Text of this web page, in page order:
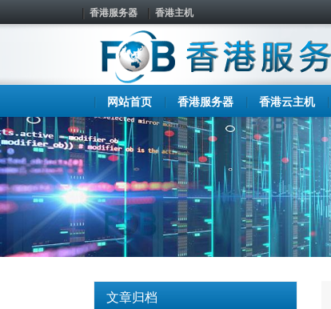
香港服务器 香港主机
网站首页 香港服务器 香港云主机
文章归档